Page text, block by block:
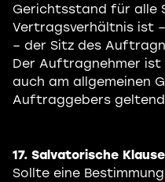
Gerichtsstand für alle
Vertragsverhältnis ist
– der Sitz des
Der Auftragnehmer
auch am allgemeinen
Auftraggebers geltend
17. Salvatorische
Sollte eine